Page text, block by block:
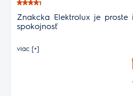
Znakcka Elektrolux je
spokojnosť
viac [+]